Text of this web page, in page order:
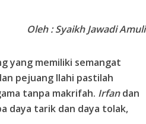
Oleh : Syaikh Jawadi Amuli
yang memiliki semangat
pejuang Ilahi pastilah
tanpa makrifah. Irfandan
daya tarik dan daya tolak,